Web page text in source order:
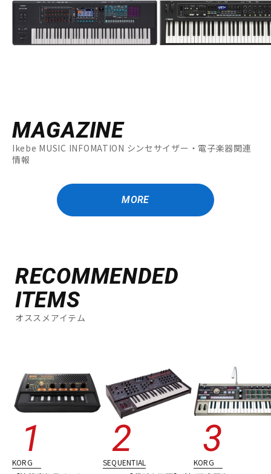
MAGAZINE
Ikebe MUSIC INFOMATION シンセサイザー・電子楽器関連
情報
MORE
RECOMMENDED
ITEMS
オススメアイテム
KORG SEQUENTIAL KORG